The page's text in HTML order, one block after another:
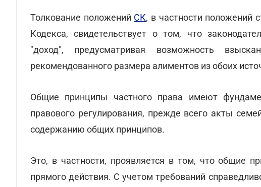
Толкование положений СК, в частности положений
Кодекса, свидетельствует о том, что
"доход", предусматривая возможность
рекомендованного размера алиментов из обоих
Общие принципы частного права имеют
правового регулирования, прежде всего акты
содержанию общих принципов.
Это, в частности, проявляется в том, что общие
прямого действия. С учетом требований